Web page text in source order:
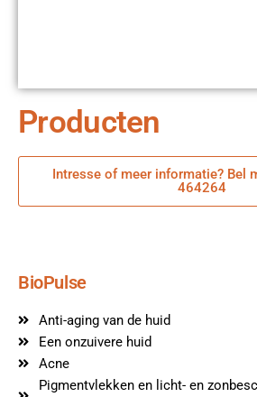
Producten
Intresse of meer informatie? Bel
464264
BioPulse
Anti-aging van de huid
Een onzuivere huid
Acne
Pigmentvlekken en licht- en